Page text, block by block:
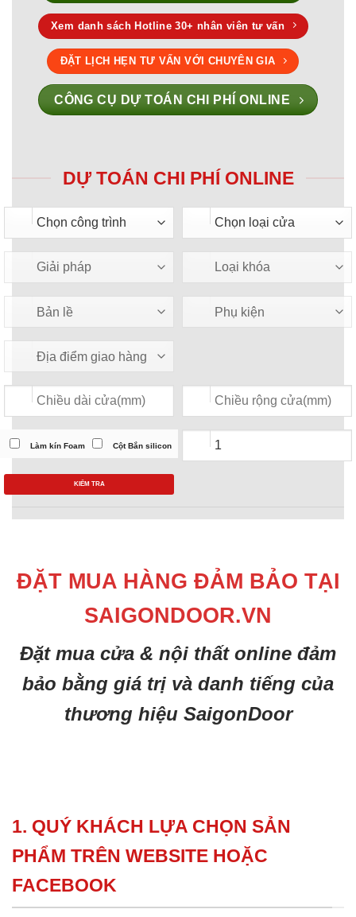
Xem danh sách Hotline 30+ nhân viên tư vấn
ĐẶT LỊCH HẸN TƯ VẤN VỚI CHUYÊN GIA
CÔNG CỤ DỰ TOÁN CHI PHÍ ONLINE
DỰ TOÁN CHI PHÍ ONLINE
Làm kín Foam Cột Bắn silicon
KIỂM TRA
ĐẶT MUA HÀNG ĐẢM BẢO TẠI
SAIGONDOOR.VN
Đặt mua cửa & nội thất online đảm
bảo bằng giá trị và danh tiếng của
thương hiệu SaigonDoor
1. QUÝ KHÁCH LỰA CHỌN SẢN
PHẨM TRÊN WEBSITE HOẶC
FACEBOOK